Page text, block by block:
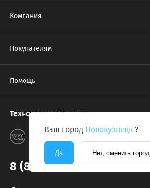
Ваш город Новокузнецк ?
Да Нет, сменить город
Компания
Покупателям
Помощь
Техноопт в соцсетях
8 (800) 775-2131